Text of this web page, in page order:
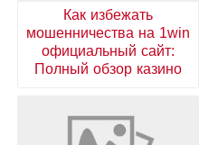
Как избежать
мошенничества на 1win
официальный сайт:
Полный обзор казино